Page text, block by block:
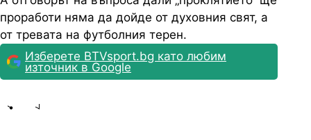
проработи няма да дойде от духовния свят, а
от тревата на футболния терен.
Изберете BTVsport.bg като любим
източник в Google